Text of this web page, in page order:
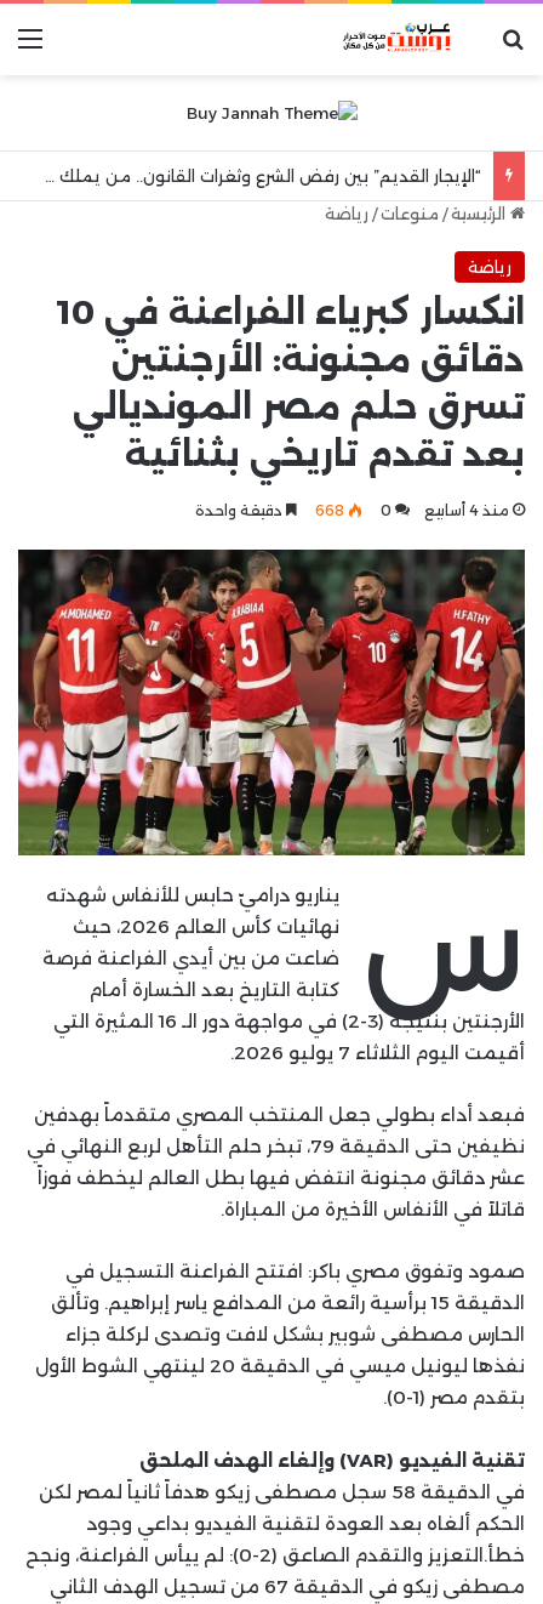
بحث عن
الرئيسية/ منوعات/ رياضة
رياضة
انكسار كبرياء الفراعنة في 10
دقائق مجنونة: الأرجنتين
تسرق حلم مصر المونديالي
بعد تقدم تاريخي بثنائية
منذ 4 أسابيع 0
668 دقيقة واحدة
س
يناريو دراميّ حابس للأنفاس شهدته
نهائيات كأس العالم 2026، حيث
ضاعت من بين أيدي الفراعنة فرصة
كتابة التاريخ بعد الخسارة أمام
الأرجنتين بنتيجة (3-2) في مواجهة دور الـ 16 المثيرة التي
أقيمت اليوم الثلاثاء 7 يوليو 2026.
فبعد أداء بطولي جعل المنتخب المصري متقدماً بهدفين
نظيفين حتى الدقيقة 79، تبخر حلم التأهل لربع النهائي في
عشر دقائق مجنونة انتفض فيها بطل العالم ليخطف فوزاً
قاتلاً في الأنفاس الأخيرة من المباراة.
صمود وتفوق مصري باكر: افتتح الفراعنة التسجيل في
الدقيقة 15 برأسية رائعة من المدافع ياسر إبراهيم. وتألق
الحارس مصطفى شوبير بشكل لافت وتصدى لركلة جزاء
نفذها ليونيل ميسي في الدقيقة 20 لينتهي الشوط الأول
بتقدم مصر (1-0).
تقنية الفيديو (VAR) وإلغاء الهدف الملحق
في الدقيقة 58 سجل مصطفى زيكو هدفاً ثانياً لمصر لكن
الحكم ألغاه بعد العودة لتقنية الفيديو بداعي وجود
خطأ.التعزيز والتقدم الصاعق (2-0): لم ييأس الفراعنة، ونجح
مصطفى زيكو في الدقيقة 67 من تسجيل الهدف الثاني